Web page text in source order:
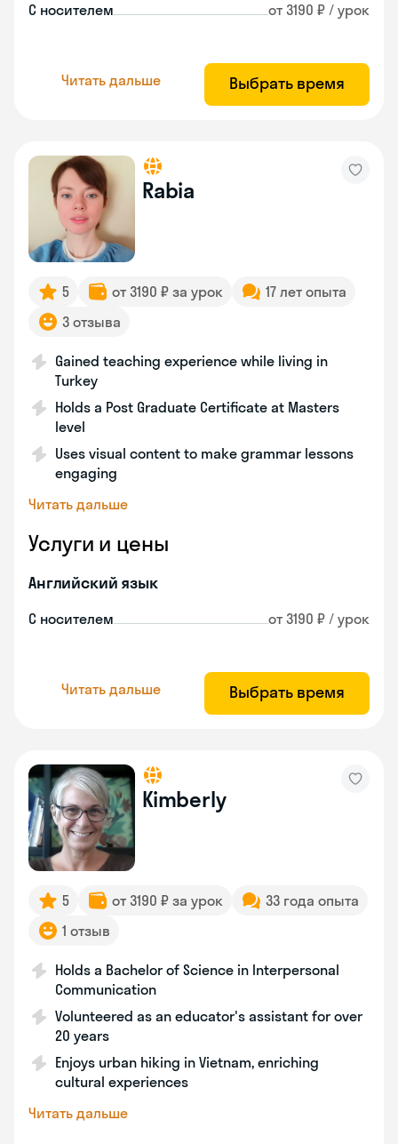
С носителем от 3190 ₽ / урок
Читать дальше Выбрать время
Rabia
5 от 3190 ₽ за урок
17 лет опыта
3 отзыва
Gained teaching experience while living in
Turkey
Holds a Post Graduate Certificate at Masters
level
Uses visual content to make grammar lessons
engaging
Читать дальше
Услуги и цены
Английский язык
С носителем от 3190 ₽ / урок
Читать дальше Выбрать время
Kimberly
5 от 3190 ₽ за урок
33 года опыта
1 отзыв
Holds a Bachelor of Science in Interpersonal
Communication
Volunteered as an educator's assistant for over
20 years
Enjoys urban hiking in Vietnam, enriching
cultural experiences
Читать дальше